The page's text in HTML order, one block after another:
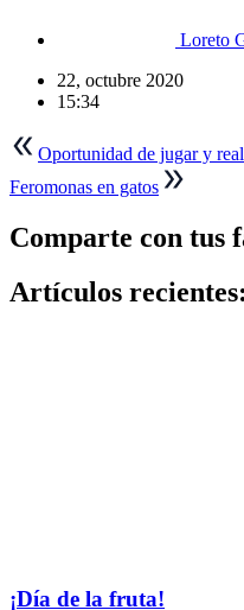
Loreto
22, octubre 2020
15:34
Navegación
de
Oportunidad de jugar y
Feromonas en gatos
Comparte con tus
Artículos recientes:
¡Día de la fruta!